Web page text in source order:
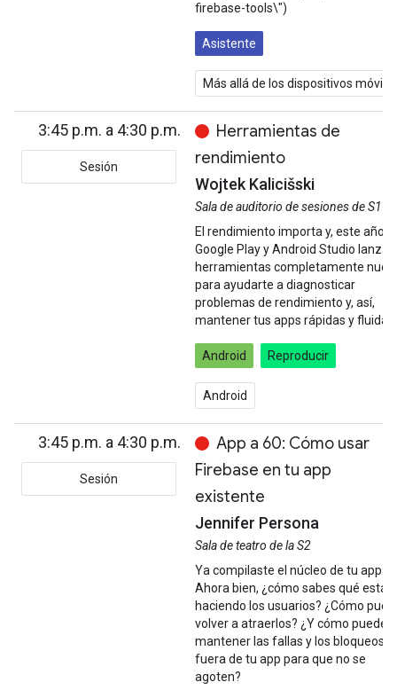
firebase-tools\")
Asistente
Más allá de los dispositivos
3:45 p.m. a 4:30 p.m.
Sesión
Herramientas de
rendimiento
Wojtek Kalicišski
Sala de auditorio de sesiones de S1
El rendimiento importa y, este año,
Google Play y Android Studio
herramientas completamente
para ayudarte a diagnosticar
problemas de rendimiento y, así,
mantener tus apps rápidas y fluidas.
Android Reproducir
Android
3:45 p.m. a 4:30 p.m.
Sesión
App a 60: Cómo usar
Firebase en tu app
existente
Jennifer Persona
Sala de teatro de la S2
Ya compilaste el núcleo de tu app.
Ahora bien, ¿cómo sabes qué están
haciendo los usuarios? ¿Cómo
volver a atraerlos? ¿Y cómo puedes
mantener las fallas y los bloqueos
fuera de tu app para que no se
agoten?